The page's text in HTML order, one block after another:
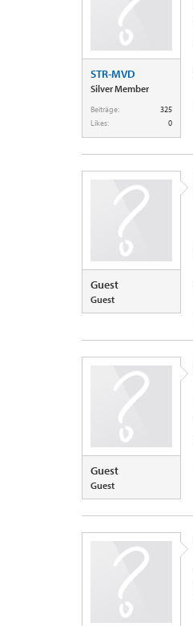
STR-MVD
Silver Member
Beiträge:
325
Likes:
0
Guest
Guest
Guest
Guest